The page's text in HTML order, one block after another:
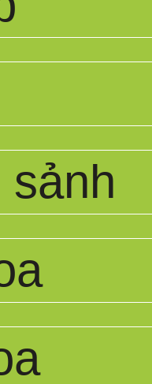
sảnh